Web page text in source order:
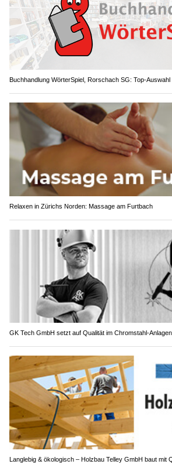
Buchhandlung WörterSpiel, Rorschach SG: Top-
Relaxen in Zürichs Norden: Massage am Furtbach
GK Tech GmbH setzt auf Qualität im Chromstahl-
Langlebig & ökologisch – Holzbau Telley GmbH baut mit